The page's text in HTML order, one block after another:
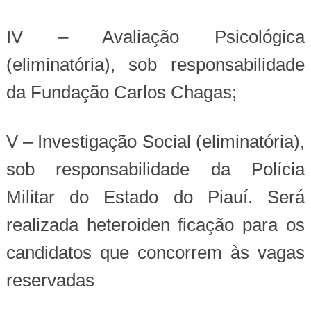
IV – Avaliação Psicológica
(eliminatória), sob responsabilidade
da Fundação Carlos Chagas;
V – Investigação Social (eliminatória),
sob responsabilidade da Polícia
Militar do Estado do Piauí. Será
realizada heteroiden ficação para os
candidatos que concorrem às vagas
reservadas